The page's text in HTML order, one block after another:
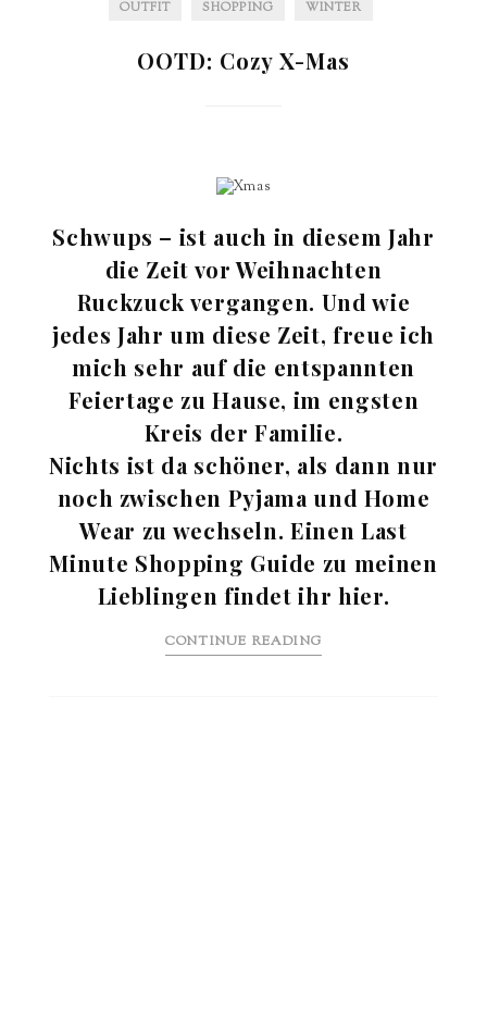
OUTFIT SHOPPING WINTER
OOTD: Cozy X-Mas
Schwups – ist auch in diesem Jahr
die Zeit vor Weihnachten
Ruckzuck vergangen. Und wie
jedes Jahr um diese Zeit, freue ich
mich sehr auf die entspannten
Feiertage zu Hause, im engsten
Kreis der Familie.
Nichts ist da schöner, als dann nur
noch zwischen Pyjama und Home
Wear zu wechseln. Einen Last
Minute Shopping Guide zu meinen
Lieblingen findet ihr hier.
CONTINUE READING